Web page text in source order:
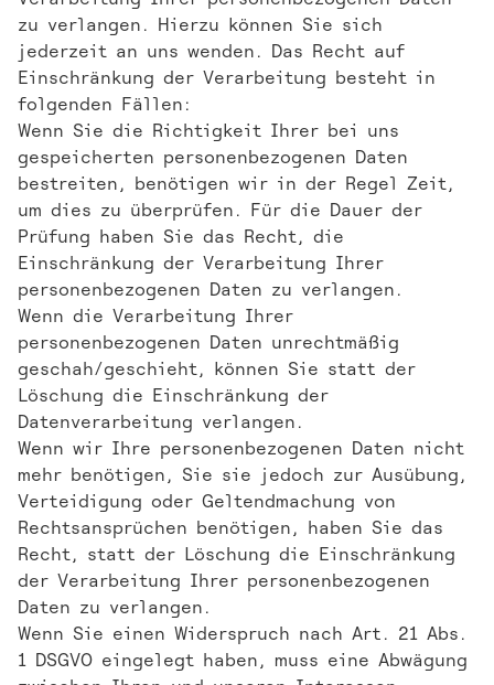
zu verlangen. Hierzu können Sie sich
jederzeit an uns wenden. Das Recht auf
Einschränkung der Verarbeitung besteht in
folgenden Fällen:
Wenn Sie die Richtigkeit Ihrer bei uns
gespeicherten personenbezogenen Daten
bestreiten, benötigen wir in der Regel Zeit,
um dies zu überprüfen. Für die Dauer der
Prüfung haben Sie das Recht, die
Einschränkung der Verarbeitung Ihrer
personenbezogenen Daten zu verlangen.
Wenn die Verarbeitung Ihrer
personenbezogenen Daten unrechtmäßig
geschah/geschieht, können Sie statt der
Löschung die Einschränkung der
Datenverarbeitung verlangen.
Wenn wir Ihre personenbezogenen Daten nicht
mehr benötigen, Sie sie jedoch zur Ausübung,
Verteidigung oder Geltendmachung von
Rechtsansprüchen benötigen, haben Sie das
Recht, statt der Löschung die Einschränkung
der Verarbeitung Ihrer personenbezogenen
Daten zu verlangen.
Wenn Sie einen Widerspruch nach Art. 21 Abs.
1 DSGVO eingelegt haben, muss eine Abwägung